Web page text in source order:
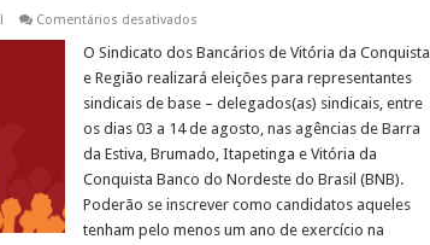
Comentários desativados
Eleições
Delegadas
e
Delegados
Sindicais
do
BNB
2026
O Sindicato dos Bancários de Vitória da Conquista
e Região realizará eleições para representantes
sindicais de base – delegados(as) sindicais, entre
os dias 03 a 14 de agosto, nas agências de Barra
da Estiva, Brumado, Itapetinga e Vitória da
Conquista Banco do Nordeste do Brasil (BNB).
Poderão se inscrever como candidatos aqueles
tenham pelo menos um ano de exercício na